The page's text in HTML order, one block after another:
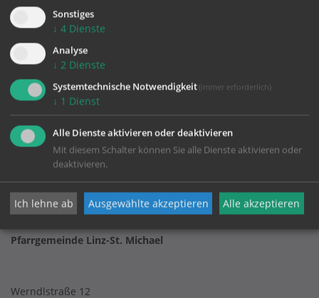
Impressum
Pfarrgemeinde Linz-St. Michael
Werndlstraße 12
Sonstiges
↓ 4 Dienste
Analyse
↓ 2 Dienste
Systemtechnische Notwendigkeit (immer erforderlich)
↓ 1 Dienst
Alle Dienste aktivieren oder deaktivieren
Mit diesem Schalter können Sie alle Dienste aktivieren oder
deaktivieren.
Ich lehne ab Ausgewählte akzeptieren Alle akzeptieren